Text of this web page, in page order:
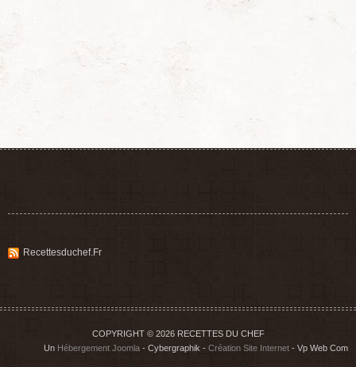
Recettesduchef.fr
COPYRIGHT © 2026 RECETTES DU CHEF
Un Hébergement Joomla - Cybergraphik - Création Site Internet - Vp Web Com